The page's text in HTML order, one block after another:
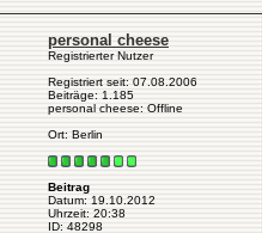
personal cheese
Registrierter Nutzer
Registriert seit: 07.08.2006
Beiträge: 1.185
personal cheese: Offline
Ort: Berlin
Beitrag
Datum: 19.10.2012
Uhrzeit: 20:38
ID: 48298